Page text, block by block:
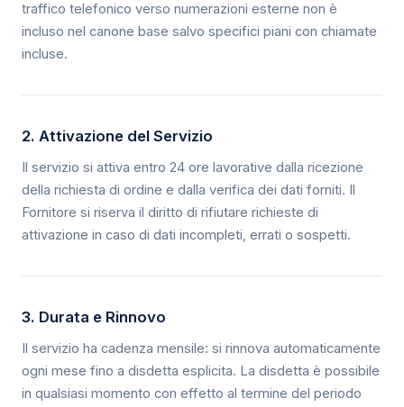
traffico telefonico verso numerazioni esterne non è
incluso nel canone base salvo specifici piani con chiamate
incluse.
2. Attivazione del Servizio
Il servizio si attiva entro 24 ore lavorative dalla ricezione
della richiesta di ordine e dalla verifica dei dati forniti. Il
Fornitore si riserva il diritto di rifiutare richieste di
attivazione in caso di dati incompleti, errati o sospetti.
3. Durata e Rinnovo
Il servizio ha cadenza mensile: si rinnova automaticamente
ogni mese fino a disdetta esplicita. La disdetta è possibile
in qualsiasi momento con effetto al termine del periodo